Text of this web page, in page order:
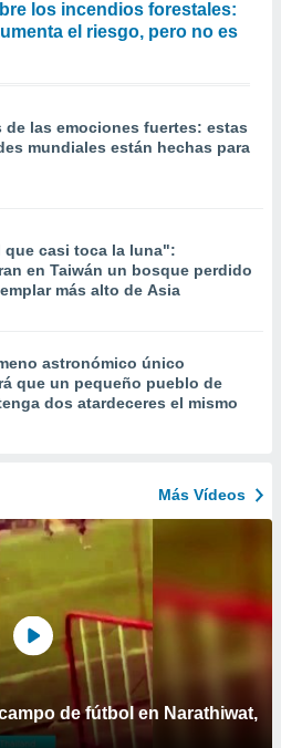
los incendios forestales:
el riesgo, pero no es
de las emociones fuertes: estas
mundiales están hechas para
que casi toca la luna":
en Taiwán un bosque perdido
más alto de Asia
astronómico único
que un pequeño pueblo de
dos atardeceres el mismo
Más Vídeos
de fútbol en Narathiwat,